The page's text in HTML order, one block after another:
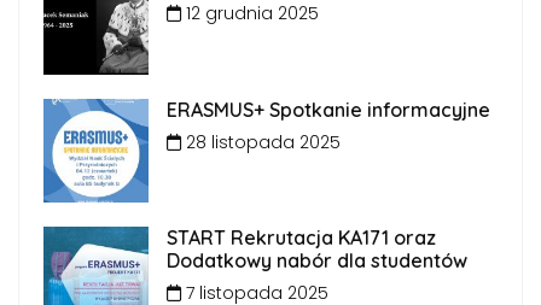
12 grudnia 2025
ERASMUS+ Spotkanie informacyjne
28 listopada 2025
START Rekrutacja KA171 oraz
Dodatkowy nabór dla studentów
7 listopada 2025